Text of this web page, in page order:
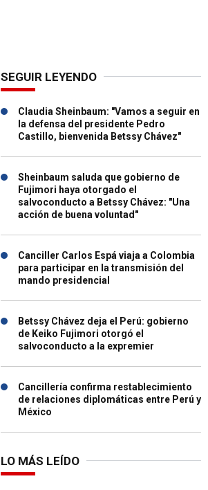
SEGUIR LEYENDO
Claudia Sheinbaum: "Vamos a seguir en
la defensa del presidente Pedro
Castillo, bienvenida Betssy Chávez"
Sheinbaum saluda que gobierno de
Fujimori haya otorgado el
salvoconducto a Betssy Chávez: "Una
acción de buena voluntad"
Canciller Carlos Espá viaja a Colombia
para participar en la transmisión del
mando presidencial
Betssy Chávez deja el Perú: gobierno
de Keiko Fujimori otorgó el
salvoconducto a la expremier
Cancillería confirma restablecimiento
de relaciones diplomáticas entre Perú y
México
LO MÁS LEÍDO